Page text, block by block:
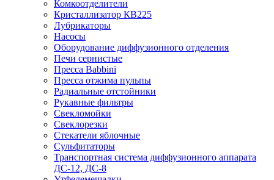
Комкоотделители
Кристаллизатор КВ225
Лубрикаторы
Насосы
Оборудование диффузионного отделения
Печи сернистые
Пресса Babbini
Пресса отжима пульпы
Радиальные отстойники
Рукавные фильтры
Свекломойки
Свеклорезки
Стекатели яблочные
Сульфитаторы
Транспортная система диффузионного аппарата
ДС-12, ДС-8